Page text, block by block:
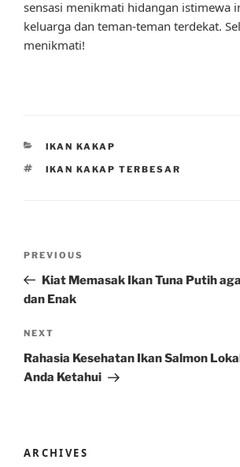
sensasi menikmati hidangan istimewa
keluarga dan teman-teman terdekat.
menikmati!
CATEGORIES
IKAN KAKAP
TAGS
IKAN KAKAP TERBESAR
Previous
Post
PREVIOUS
Kiat Memasak Ikan Tuna Putih
dan Enak
Next
Post
NEXT
Rahasia Kesehatan Ikan Salmon
Anda Ketahui
ARCHIVES